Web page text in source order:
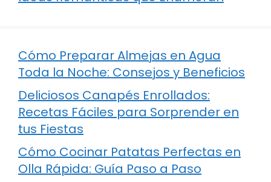
Cómo Preparar Almejas en Agua
Toda la Noche: Consejos y Beneficios
Deliciosos Canapés Enrollados:
Recetas Fáciles para Sorprender en
tus Fiestas
Cómo Cocinar Patatas Perfectas en
Olla Rápida: Guía Paso a Paso